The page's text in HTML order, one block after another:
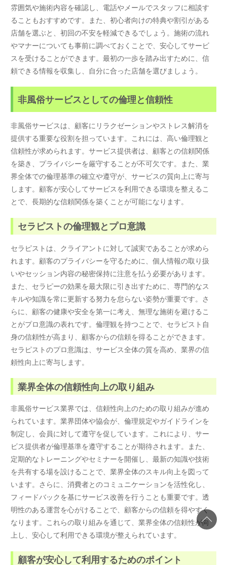
雰囲気や施術内容を確認し、電話やメールでスタッフに相談す
ることもおすすめです。また、初心者向けの特典や割引がある
店舗を選ぶと、初回の不安を軽減できるでしょう。施術の流れ
やマナーについても事前に調べておくことで、安心してサービ
スを受けることができます。最初の一歩を踏み出すために、信
頼できる情報を収集し、自分に合った店舗を選びましょう。
非風俗サービスとしての倫理と信頼性
非風俗サービスは、顧客にリラクゼーションやストレス解消を
提供する重要な役割を担っています。これには、高い倫理観と
信頼性が求められます。サービス提供者は、顧客との信頼関係
を築き、プライバシーを厳守することが不可欠です。また、業
界全体での倫理基準の確立や遵守が、サービスの質向上に寄与
します。顧客が安心してサービスを利用できる環境を整えるこ
とで、長期的な信頼関係を築くことが可能になります。
セラピストの倫理観とプロ意識
セラピストは、クライアントに対して誠実であることが求めら
れます。顧客のプライバシーを守るために、個人情報の取り扱
いやセッション内容の秘密保持に注意を払う必要があります。
また、セラピーの効果を最大限に引き出すために、専門的なス
キルや知識を常に更新する努力を怠らない姿勢が重要です。さ
らに、顧客の健康や安全を第一に考え、無理な施術を避けるこ
とがプロ意識の表れです。倫理観を持つことで、セラピスト自
身の信頼性が高まり、顧客からの信頼を得ることができます。
セラピストのプロ意識は、サービス全体の質を高め、業界の信
頼性向上に寄与します。
業界全体の信頼性向上の取り組み
非風俗サービス業界では、信頼性向上のための取り組みが進め
られています。業界団体や協会が、倫理規定やガイドラインを
制定し、会員に対して遵守を促しています。これにより、サー
ビス提供者が倫理基準を遵守することが期待されます。また、
定期的なトレーニングやセミナーを開催し、最新の知識や技術
を共有する場を設けることで、業界全体のスキル向上を図って
います。さらに、消費者とのコミュニケーションを活性化し、
フィードバックを基にサービス改善を行うことも重要です。透
明性のある運営を心がけることで、顧客からの信頼を得やすく
なります。これらの取り組みを通じて、業界全体の信頼性が向
上し、安心して利用できる環境が整えられています。
顧客が安心して利用するためのポイント